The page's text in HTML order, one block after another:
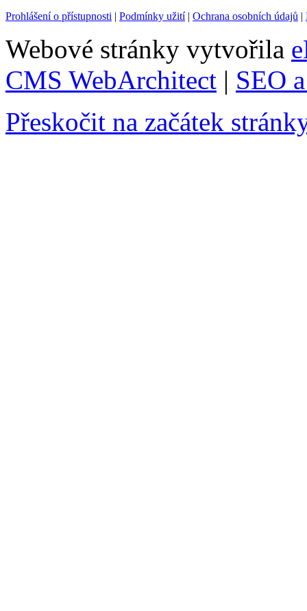
Prohlášení o přístupnosti | Podmínky užití| Ochrana osobních údajů |
Webové stránky vytvořila
CMS WebArchitect | SEO
Přeskočit na začátek